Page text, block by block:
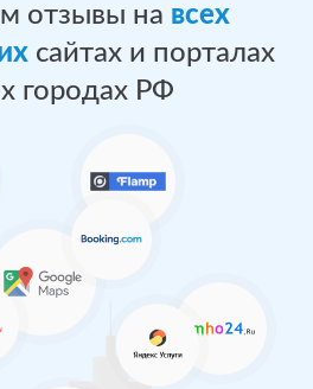
отзывы на всех
сайтах и порталах
городах РФ